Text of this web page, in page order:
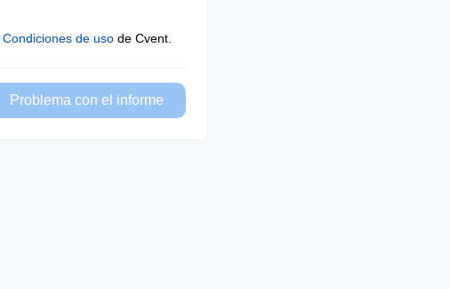
Condiciones de usode Cvent.
Problema con el informe